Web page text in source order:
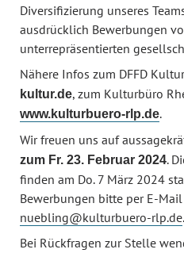
Diversifizierung unseres
ausdrücklich Bewerbungen
unterrepräsentierten
Nähere Infos zum DFFD
kultur.de, zum Kulturbüro
www.kulturbuero-rlp.de.
Wir freuen uns auf
zum Fr. 23. Februar 2024.
finden am Do. 7 März 2024
Bewerbungen bitte per E-
nuebling@kulturbuero-rlp.de.
Bei Rückfragen zur Stelle